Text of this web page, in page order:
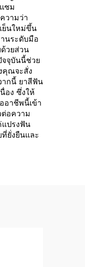
ซม
วามว่า
ย็นใหม่ขึ้น
นระดับมือ
วยส่วน
จุบันนี้ช่วย
คุณจะสั่ง
ากนี้ ยาสีฟัน
อง ซึ่งให้
อาชีพนี้เข้า
อความ
ปรงฟัน
ยั่งยืนและ